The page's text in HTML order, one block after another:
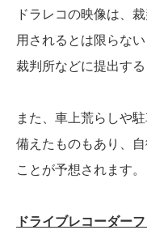
ドラレコの映像は、
用されるとは限らな
裁判所などに提出する
また、車上荒らしや
備えたものもあり、
ことが予想されます。
ドライブレコーダー